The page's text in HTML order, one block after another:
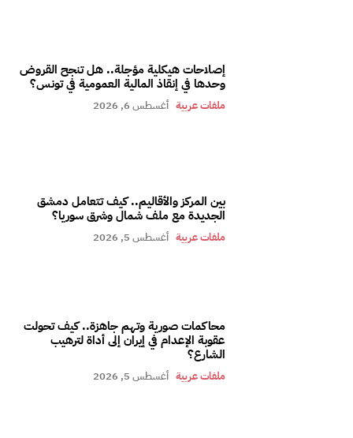
إصلاحات هيكلية مؤجلة.. هل تنجح القروض
وحدها في إنقاذ المالية العمومية في تونس؟
ملفات عربية أغسطس 6, 2026
بين المركز والأقاليم.. كيف تتعامل دمشق
الجديدة مع ملف شمال وشرق سوريا؟
ملفات عربية أغسطس 5, 2026
محاكمات صورية وتهم جاهزة.. كيف تحولت
عقوبة الإعدام في إيران إلى أداة لترهيب
الشارع؟
ملفات عربية أغسطس 5, 2026